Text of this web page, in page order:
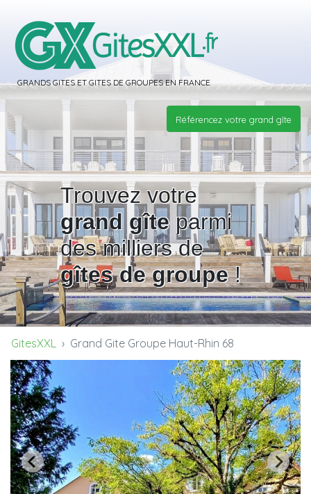
GRANDS GITES ET GITES DE GROUPES EN FRANCE
Référencez votre grand gîte
Trouvez votre
grand gîteparmi
des milliers de
gîtes de groupe!
GitesXXL Grand Gite Groupe Haut-Rhin 68